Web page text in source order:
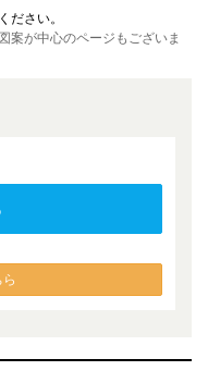
ださい。
案が中心のページもございま